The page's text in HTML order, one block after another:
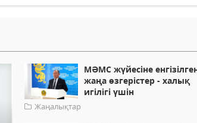
МӘМС жүйесіне
жаңа өзгерістер - халық
игілігі үшін
Жаңалықтар